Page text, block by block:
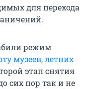
для перехода
режим
музеев, летних
этап снятия
сих пор так и не